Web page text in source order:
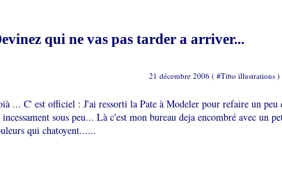
qui ne vas pas tarder a arriver...
21 décembre 2006 ( #Tibo illustrations )
... C' est officiel : J'ai ressorti la Pate à Modeler pour refaire un peu
incessament sous peu... Là c'est mon bureau deja encombré avec un
qui chatoyent......